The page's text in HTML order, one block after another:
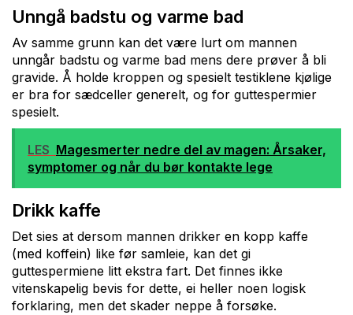
Unngå badstu og varme bad
Av samme grunn kan det være lurt om mannen
unngår badstu og varme bad mens dere prøver å bli
gravide. Å holde kroppen og spesielt testiklene kjølige
er bra for sædceller generelt, og for guttespermier
spesielt.
LES Magesmerter nedre del av magen: Årsaker,
symptomer og når du bør kontakte lege
Drikk kaffe
Det sies at dersom mannen drikker en kopp kaffe
(med koffein) like før samleie, kan det gi
guttespermiene litt ekstra fart. Det finnes ikke
vitenskapelig bevis for dette, ei heller noen logisk
forklaring, men det skader neppe å forsøke.